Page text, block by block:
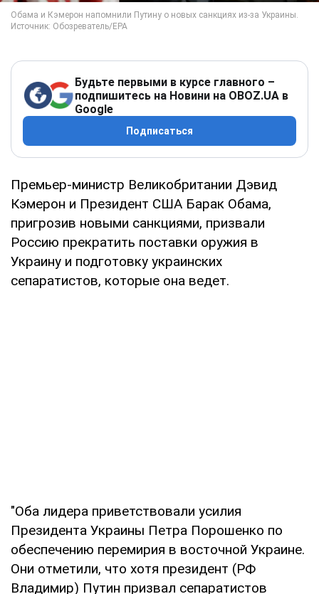
Будьте первыми в курсе главного –
подпишитесь на Новини на OBOZ.UA в
Google
Подписаться
Премьер-министр Великобритании Дэвид
Кэмерон и Президент США Барак Обама,
пригрозив новыми санкциями, призвали
Россию прекратить поставки оружия в
Украину и подготовку украинских
сепаратистов, которые она ведет.
"Оба лидера приветствовали усилия
Президента Украины Петра Порошенко по
обеспечению перемирия в восточной Украине.
Они отметили, что хотя президент (РФ
Владимир) Путин призвал сепаратистов